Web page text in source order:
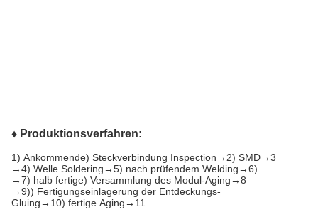
♦ Produktionsverfahren:
1) Ankommende) Steckverbindung Inspection→2) SMD→3
→4) Welle Soldering→5) nach prüfendem Welding→6)
→7) halb fertige) Versammlung des Modul-Aging→8
→9)) Fertigungseinlagerung der Entdeckungs-
Gluing→10) fertige Aging→11